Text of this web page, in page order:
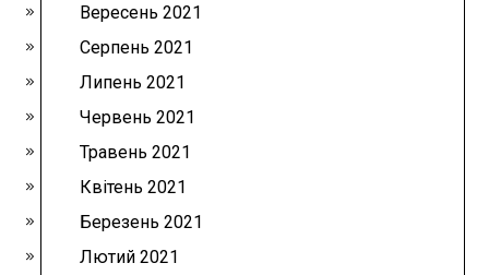
Вересень 2021
Серпень 2021
Липень 2021
Червень 2021
Травень 2021
Квітень 2021
Березень 2021
Лютий 2021